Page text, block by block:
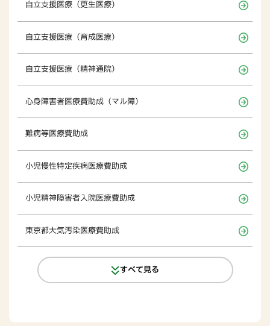
自立支援医療（更生医療）
自立支援医療（育成医療）
自立支援医療（精神通院）
心身障害者医療費助成（マル障）
難病等医療費助成
小児慢性特定疾病医療費助成
小児精神障害者入院医療費助成
東京都大気汚染医療費助成
すべて見る